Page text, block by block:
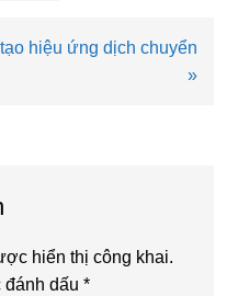
hiệu ứng dịch chuyển
»
hiển thị công khai.
đánh dấu*